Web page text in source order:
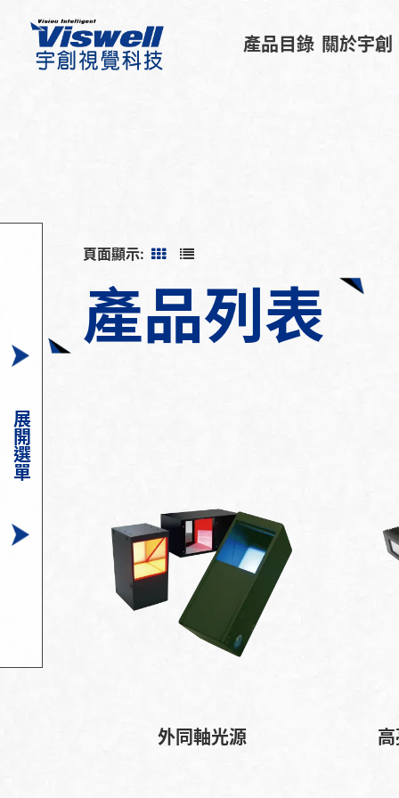
產品目錄 關於宇創
展開選單
頁面顯示:
產品列表
外同軸光源